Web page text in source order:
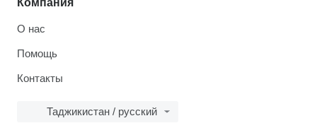
Компания
О нас
Помощь
Контакты
Таджикистан / русский